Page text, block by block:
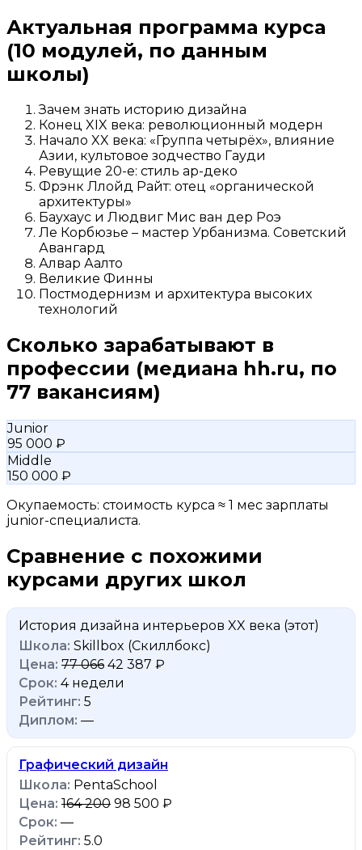
Актуальная программа курса
(10 модулей, по данным
школы)
Зачем знать историю дизайна
Конец XIX века: революционный модерн
Начало XX века: «Группа четырёх», влияние
Азии, культовое зодчество Гауди
Ревущие 20-е: стиль ар-деко
Фрэнк Ллойд Райт: отец «органической
архитектуры»
Баухаус и Людвиг Мис ван дер Роэ
Ле Корбюзье – мастер Урбанизма. Советский
Авангард
Алвар Аалто
Великие Финны
Постмодернизм и архитектура высоких
технологий
Сколько зарабатывают в
профессии (медиана hh.ru, по
77 вакансиям)
Junior
95 000 ₽
Middle
150 000 ₽
Окупаемость: стоимость курса ≈ 1 мес зарплаты
junior-специалиста.
Сравнение с похожими
курсами других школ
История дизайна интерьеров XX века (этот)
Skillbox (Скиллбокс)
77 066 42 387 ₽
4 недели
5
—
Графический дизайн
PentaSchool
164 200 98 500 ₽
—
5.0